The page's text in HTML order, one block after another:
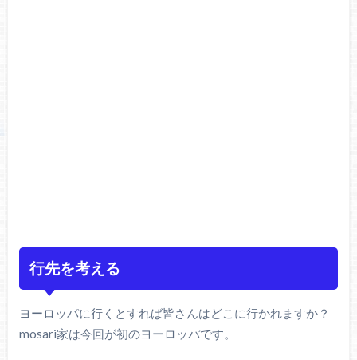
行先を考える
ヨーロッパに行くとすれば皆さんはどこに行かれますか？
mosari家は今回が初のヨーロッパです。